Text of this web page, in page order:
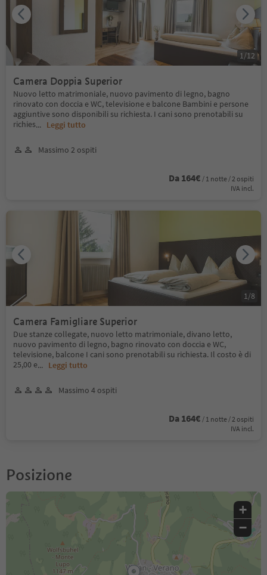
Camera Doppia Superior
Nuovo letto matrimoniale, nuovo pavimento di legno, bagno
rinovato con doccia e WC, televisione e balcone Bambini e persone
aggiuntive sono disponibili su richiesta. I cani sono prenotabili su
richies... Leggi tutto
Massimo 2 ospiti
Da 164€ / 1 notte / 2 ospiti
IVA incl.
1 /12
Camera Famigliare Superior
Due stanze collegate, nuovo letto matrimoniale, divano letto,
nuovo pavimento di legno, bagno rinovato con doccia e WC,
televisione, balcone I cani sono prenotabili su richiesta. Il costo è di
25,00 e... Leggi tutto
Massimo 4 ospiti
Da 164€ / 1 notte / 2 ospiti
IVA incl.
1 /8
Posizione
+
−